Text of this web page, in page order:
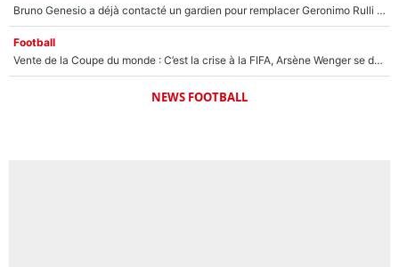
Bruno Genesio a déjà contacté un gardien pour remplacer Geronimo Rulli : La crise financière peut encore plomber les plans de l’OM sur le mercato
Football
Vente de la Coupe du monde : C’est la crise à la FIFA, Arsène Wenger se désolidarise du projet de Gianni Infantino !
NEWS FOOTBALL